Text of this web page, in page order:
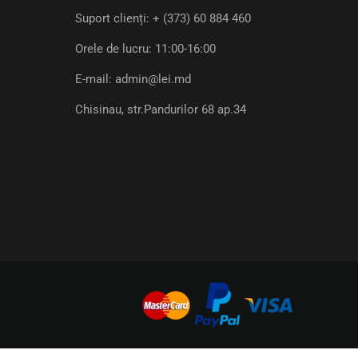
Suport clienți: + (373) 60 884 460
Orele de lucru: 11:00-16:00
E-mail: admin@lei.md
Chisinau, str.Pandurilor 68 ap.34